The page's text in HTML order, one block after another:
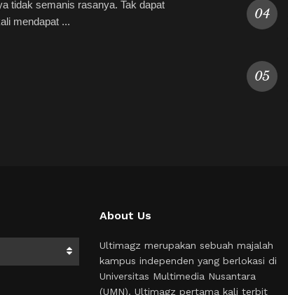
tidak semanis rasanya. Tak dapat
mendapat ...
About Us
Ultimagz merupakan sebuah majalah
kampus independen yang berlokasi di
Universitas Multimedia Nusantara
(UMN). Ultimagz pertama kali terbit